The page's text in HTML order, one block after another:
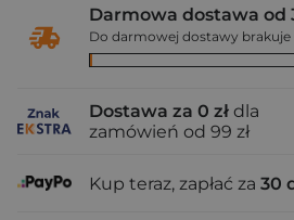
Darmowa dostawa od
Do darmowej dostawy brakuje
Dostawa za 0 zł dla
zamówień od 99 zł
Kup teraz, zapłać za 30